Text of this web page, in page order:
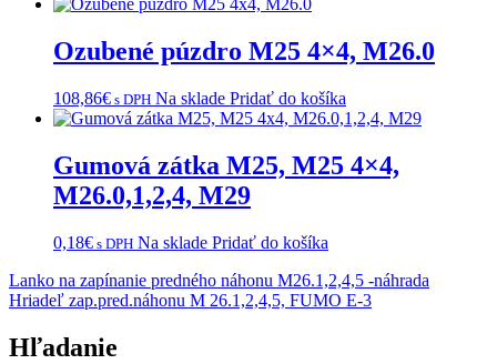
Ozubené púzdro M25 4×4, M26.0
108,86€ s DPH Na sklade Pridať do košíka
Gumová zátka M25, M25 4×4,
M26.0,1,2,4, M29
0,18€ s DPH Na sklade Pridať do košíka
Navigácia
v
článku
Lanko na zapínanie predného náhonu M26.1,2,4,5 -náhrada
Hriadeľ zap.pred.náhonu M 26.1,2,4,5, FUMO E-3
Hľadanie